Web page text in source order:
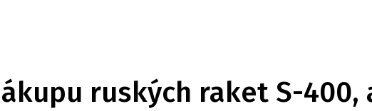
ruských raket S-400,